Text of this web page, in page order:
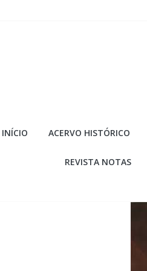
INÍCIO ACERVO HISTÓRICO
REVISTA NOTAS